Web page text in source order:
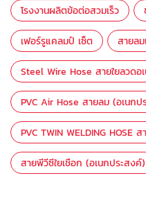
โรงงานผลิตข้อต่อสวมเร็ว
เฟอร์รูแคลมป์ เซ็ต สายล
Steel Wire Hose สายใยลวดอ
PVC Air Hose สายลม (อเนกป
PVC TWIN WELDING HOSE
สายพีวีซีใยเชือก (อเนกประสงค์)